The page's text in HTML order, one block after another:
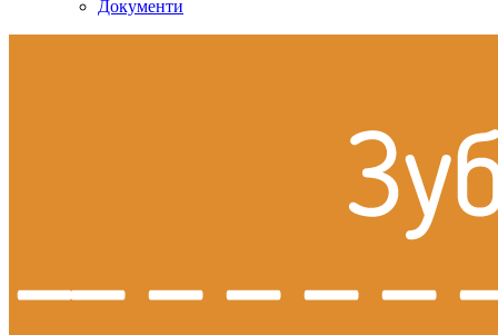
Документи